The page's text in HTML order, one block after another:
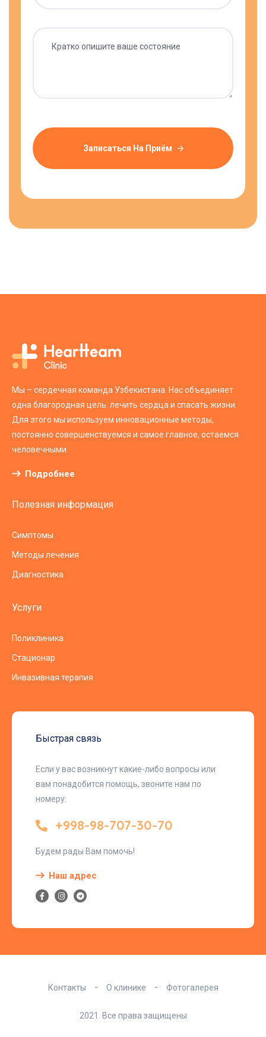
Записаться На Приём
Мы – сердечная команда Узбекистана. Нас объединяет
одна благородная цель: лечить сердца и спасать жизни.
Для этого мы используем инновационные методы,
постоянно совершенствуемся и самое главное, остаемся
человечными.
Подробнее
Полезная информация
Симптомы
Методы лечения
Диагностика
Услуги
Поликлиника
Стационар
Инвазивная терапия
Быстрая связь
Если у вас возникнут какие-либо вопросы или
вам понадобится помощь, звоните нам по
номеру:
+998-98-707-30-70
Будем рады Вам помочь!
Наш адрес
Контакты О клинике Фотогалерея
2021. Все права защищены